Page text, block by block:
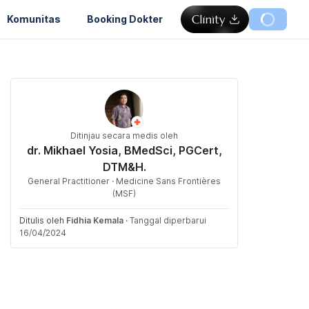
Komunitas Booking Dokter
Ditinjau secara medis oleh
dr. Mikhael Yosia, BMedSci, PGCert,
DTM&H.
General Practitioner · Medicine Sans Frontières
(MSF)
Ditulis oleh Fidhia Kemala · Tanggal diperbarui
16/04/2024